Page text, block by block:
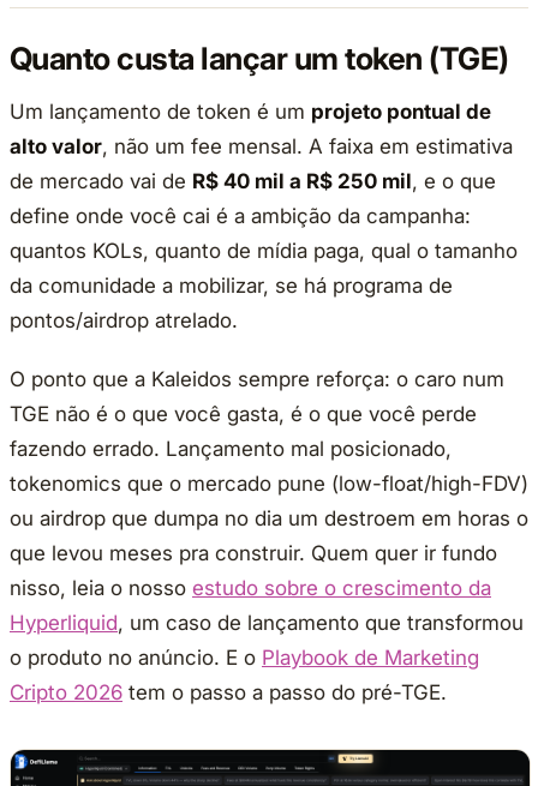
Quanto custa lançar um token (TGE)
Um lançamento de token é um projeto pontual de
alto valor, não um fee mensal. A faixa em estimativa
de mercado vai de R$ 40 mil a R$ 250 mil, e o que
define onde você cai é a ambição da campanha:
quantos KOLs, quanto de mídia paga, qual o tamanho
da comunidade a mobilizar, se há programa de
pontos/airdrop atrelado.
O ponto que a Kaleidos sempre reforça: o caro num
TGE não é o que você gasta, é o que você perde
fazendo errado. Lançamento mal posicionado,
tokenomics que o mercado pune (low-float/high-FDV)
ou airdrop que dumpa no dia um destroem em horas o
que levou meses pra construir. Quem quer ir fundo
nisso, leia o nosso estudo sobre o crescimento da
Hyperliquid, um caso de lançamento que transformou
o produto no anúncio. E o Playbook de Marketing
Cripto 2026 tem o passo a passo do pré-TGE.